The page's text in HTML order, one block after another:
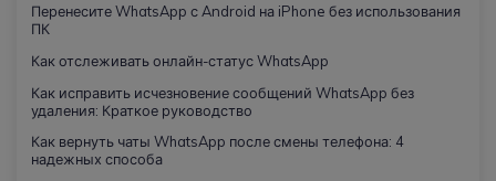
Перенесите WhatsApp с Android на iPhone без использования
ПК
Как отслеживать онлайн-статус WhatsApp
Как исправить исчезновение сообщений WhatsApp без
удаления: Краткое руководство
Как вернуть чаты WhatsApp после смены телефона: 4
надежных способа